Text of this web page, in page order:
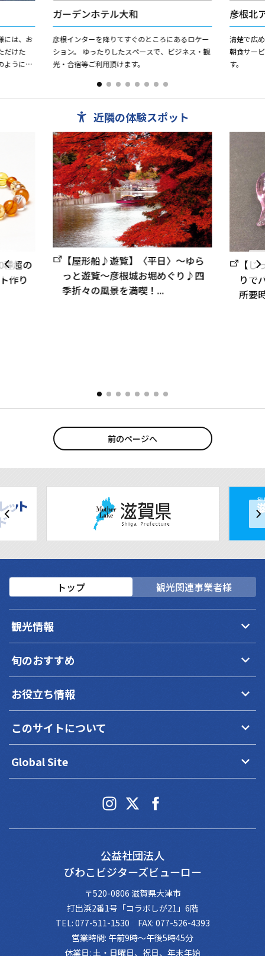
には、お
だけた
ようにど
ガーデンホテル大和
彦根インターを降りてすぐのところにあるロケー
ション。 ゆったりしたスペースで、ビジネス・観
光・合宿等ご利用頂けます。
彦根北
清楚で広
朝食サー
す。
近隣の体験スポット
種超の
作り
【屋形船♪遊覧】〈平日〉～ゆら
っと遊覧～彦根城お堀めぐり♪四
季折々の風景を満喫！...
【
りで
所要
前のページへ
トップ 観光関連事業者様
観光情報 keyboard_arrow_down
旬のおすすめ keyboard_arrow_down
お役立ち情報 keyboard_arrow_down
このサイトについて keyboard_arrow_down
Global Site keyboard_arrow_down
公益社団法人
びわこビジターズビューロー
〒520-0806 滋賀県大津市
打出浜2番1号「コラボしが21」6階
TEL: 077-511-1530 FAX: 077-526-4393
営業時間: 午前9時～午後5時45分
休業日: 土・日曜日、祝日、年末年始